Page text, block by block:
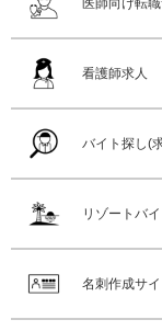
医師向け転
看護師求人
バイト探し(
リゾートバイ
名刺作成サ